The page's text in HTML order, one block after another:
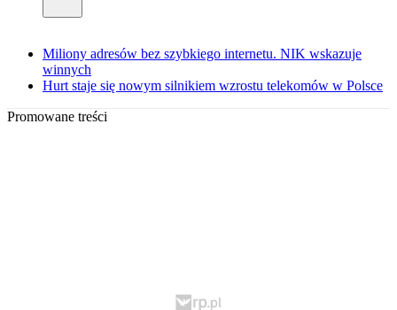
Miliony adresów bez szybkiego internetu. NIK wskazuje
winnych
Hurt staje się nowym silnikiem wzrostu telekomów w Polsce
Promowane treści